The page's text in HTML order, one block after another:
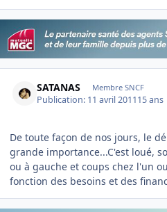
SATANAS Membre SNCF
Publication: 11 avril 201115 ans
De toute façon de nos jours, le
grande importance...C'est loué,
ou à gauche et coups chez l'un
fonction des besoins et des